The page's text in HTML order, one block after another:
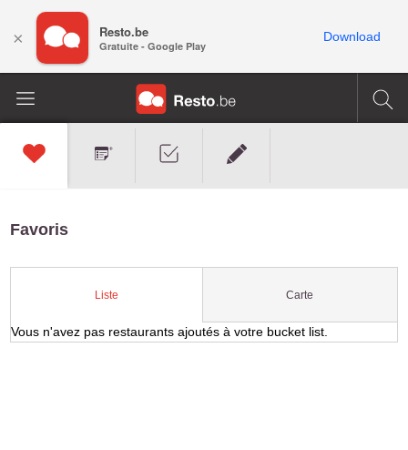
Favoris
Liste Carte
Vous n'avez pas restaurants ajoutés à votre bucket list.
× Resto.be
Gratuite - Google Play
Download